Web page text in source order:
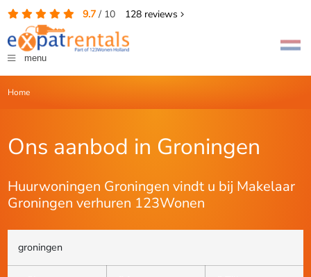
9.7/ 10 128reviews
menu
Home
Ons aanbod in Groningen
Huurwoningen Groningen vindt u bij Makelaar
Groningen verhuren 123Wonen